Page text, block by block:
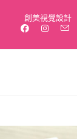
創美視覺設計